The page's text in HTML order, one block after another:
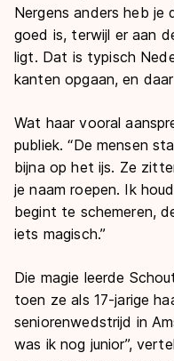
Nergens anders heb
goed is, terwijl er aan
ligt. Dat is typisch
kanten opgaan, en
Wat haar vooral
publiek. “De mensen
bijna op het ijs. Ze
je naam roepen. Ik
begint te schemeren,
iets magisch.”
Die magie leerde
toen ze als 17-jarige
seniorenwedstrijd in
was ik nog junior”,